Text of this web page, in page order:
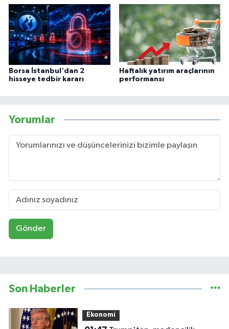
Borsa İstanbul'dan 2
hisseye tedbir kararı
Haftalık yatırım araçlarının
performansı
Yorumlar
Gönder
Son Haberler
Ekonomi